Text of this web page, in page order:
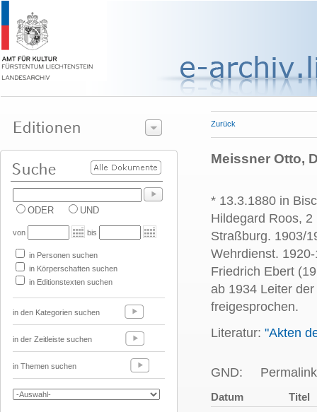
ODER UND
von bis
in Personen suchen
in Körperschaften suchen
in Editionstexten suchen
in den Kategorien suchen
in der Zeitleiste suchen
in Themen suchen
Zurück
Meissner Otto,
* 13.3.1880 in
Hildegard Roos,
Straßburg. 1903/
Wehrdienst.
Friedrich Ebert
ab 1934 Leiter
freigesprochen.
Literatur: "Akten
GND:
Datum Titel